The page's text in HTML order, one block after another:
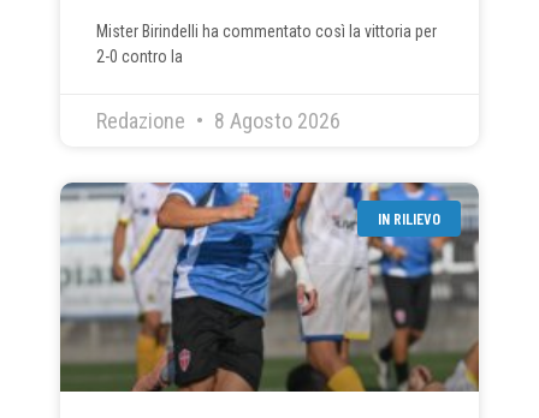
Mister Birindelli ha commentato così la vittoria per
2-0 contro la
Redazione 8 Agosto 2026
IN RILIEVO